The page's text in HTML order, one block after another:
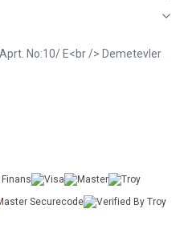
No:10/ E<br /> Demetevler